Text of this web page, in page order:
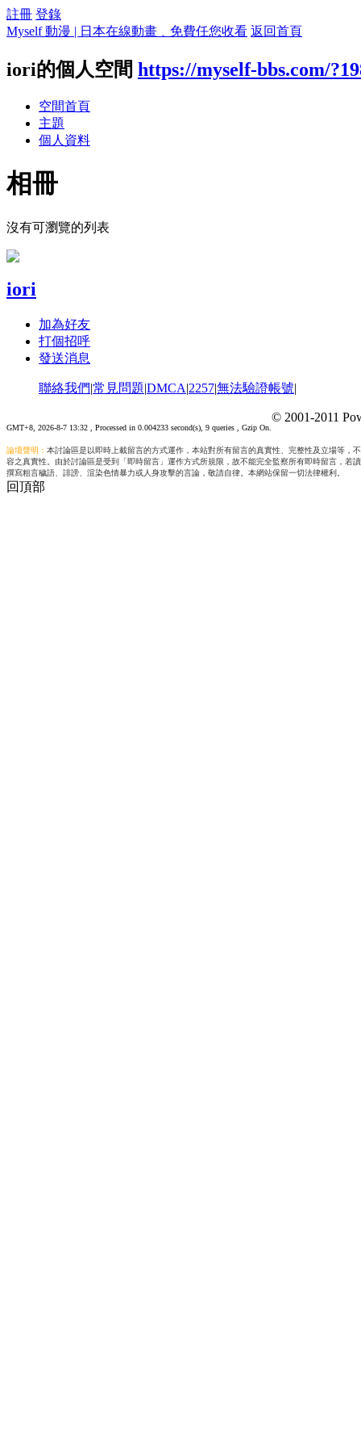
註冊 登錄
Myself 動漫 | 日本在線動畫﹑免費任您收看 返回首頁
iori的個人空間 https://myself-bbs.com/
空間首頁
主題
個人資料
相冊
沒有可瀏覽的列表
iori
加為好友
打個招呼
發送消息
聯絡我們|常見問題|DMCA|2257|無法驗證帳號|
GMT+8, 2026-8-7 13:32 , Processed in 0.004233 second(s), 9 queries , Gzip On.
© 2001-2011
論壇聲明： 本討論區是以即時上載留言的方式運作，本站對所有留言的真實性、完整性及立場等
容之真實性。由於討論區是受到「即時留言」運作方式所規限，故不能完全監察所有即時留言，
撰寫粗言穢語、誹謗、渲染色情暴力或人身攻擊的言論，敬請自律。本網站保留一切法律權利。
回頂部